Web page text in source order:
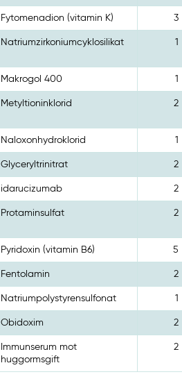
Fytomenadion (vitamin K) 3
Natriumzirkoniumcyklosilikat 1
Makrogol 400 1
Metyltioninklorid 2
Naloxonhydroklorid 1
Glyceryltrinitrat 2
idarucizumab 2
Protaminsulfat 2
Pyridoxin (vitamin B6) 5
Fentolamin 2
Natriumpolystyrensulfonat 1
Obidoxim 2
Immunserum mot
huggormsgift
2